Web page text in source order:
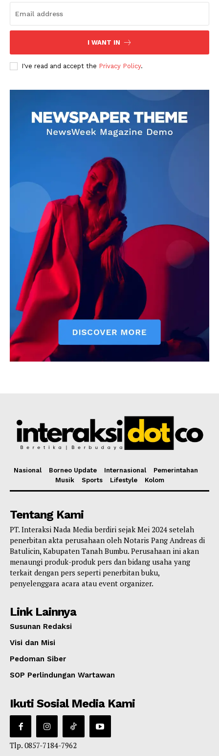
I WANT IN
I've read and accept the Privacy Policy.
Nasional Borneo Update Internasional
Pemerintahan
Musik
Sports Lifestyle Kolom
Tentang Kami
PT. Interaksi Nada Media berdiri sejak Mei 2024 setelah
penerbitan akta perusahaan oleh Notaris Pang Andreas di
Batulicin, Kabupaten Tanah Bumbu. Perusahaan ini akan
menaungi produk-produk pers dan bidang usaha yang
terkait dengan pers seperti penerbitan buku,
penyelenggara acara atau event organizer.
Link Lainnya
Susunan Redaksi
Visi dan Misi
Pedoman Siber
SOP Perlindungan Wartawan
Ikuti Sosial Media Kami
Tlp. 0857-7184-7962